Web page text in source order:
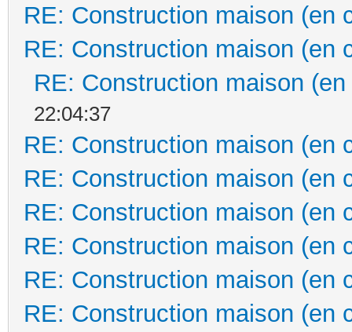
RE: Construction maison (en
RE: Construction maison (en
RE: Construction maison
22:04:37
RE: Construction maison (en
RE: Construction maison (en
RE: Construction maison (en
RE: Construction maison (en
RE: Construction maison (en
RE: Construction maison (en